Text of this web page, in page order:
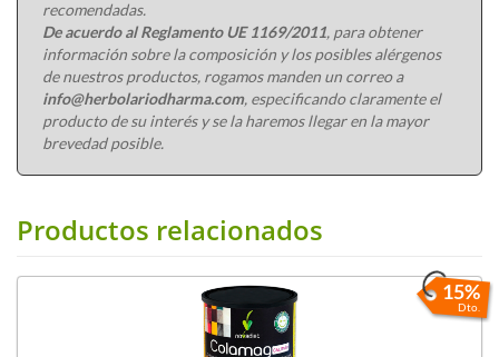
recomendadas.
De acuerdo al Reglamento UE 1169/2011, para obtener
información sobre la composición y los posibles alérgenos
de nuestros productos, rogamos manden un correo a
info@herbolariodharma.com, especificando claramente el
producto de su interés y se la haremos llegar en la mayor
brevedad posible.
Productos relacionados
15%
Dto.